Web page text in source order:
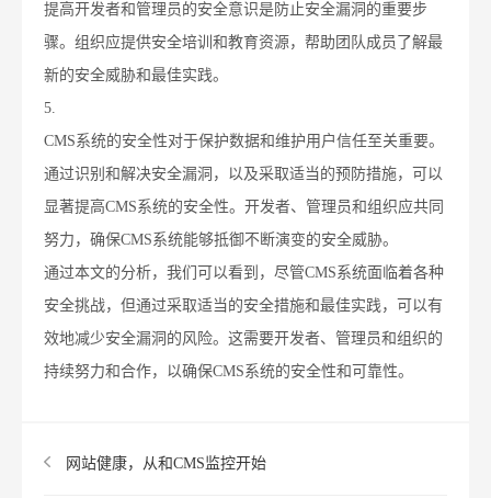
提高开发者和管理员的安全意识是防止安全漏洞的重要步
骤。组织应提供安全培训和教育资源，帮助团队成员了解最
新的安全威胁和最佳实践。
5.
CMS系统的安全性对于保护数据和维护用户信任至关重要。
通过识别和解决安全漏洞，以及采取适当的预防措施，可以
显著提高CMS系统的安全性。开发者、管理员和组织应共同
努力，确保CMS系统能够抵御不断演变的安全威胁。
通过本文的分析，我们可以看到，尽管CMS系统面临着各种
安全挑战，但通过采取适当的安全措施和最佳实践，可以有
效地减少安全漏洞的风险。这需要开发者、管理员和组织的
持续努力和合作，以确保CMS系统的安全性和可靠性。
网站健康，从和CMS监控开始